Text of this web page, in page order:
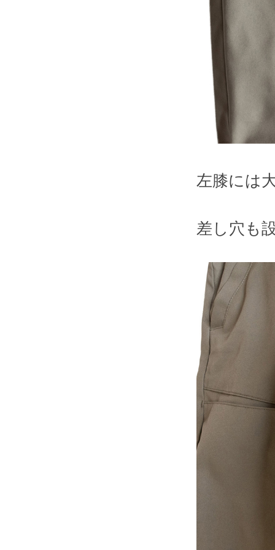
左膝には
差し穴も